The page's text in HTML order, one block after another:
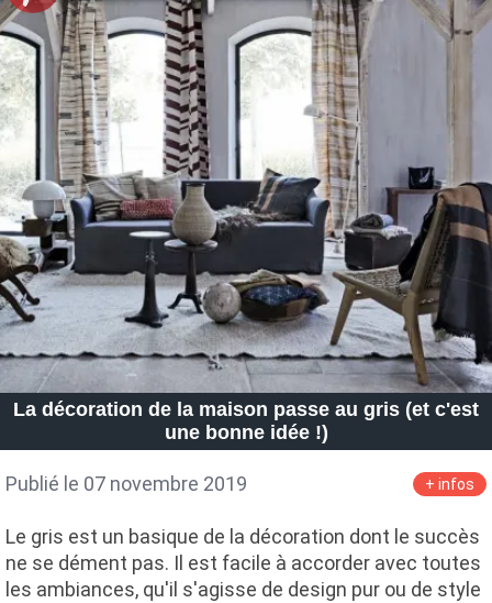
La décoration de la maison passe au gris (et c'est
une bonne idée !)
Publié le 07 novembre 2019 + infos
Le gris est un basique de la décoration dont le succès
ne se dément pas. Il est facile à accorder avec toutes
les ambiances, qu'il s'agisse de design pur ou de style